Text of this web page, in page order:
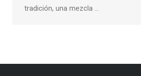
tradición, una mezcla …